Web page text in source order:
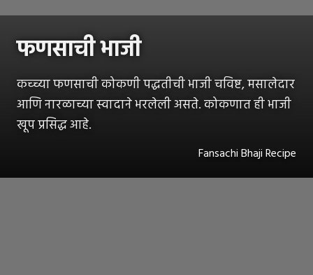
फणसाची भाजी
कच्च्या फणसाची कोकणी पद्धतीची भाजी चविष्ट, मसालेदार
आणि नारळाच्या स्वादाने भरलेली असते. कोकणात ही भाजी
खूप प्रसिद्ध आहे.
Fansachi Bhaji Recipe